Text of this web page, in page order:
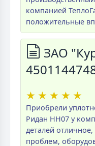
компанией
положительные
ЗАО
★ ★ ★ ★ ★
Приобрели
Ридан НН07 у
деталей
проблем,